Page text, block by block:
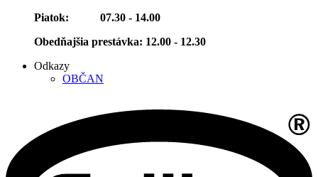
Piatok: 07.30 - 14.00
Obedňajšia prestávka: 12.00 - 12.30
Odkazy
OBČAN